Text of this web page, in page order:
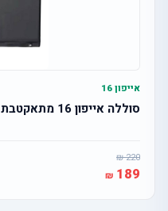
אייפון 16
סוללה אייפון 16 מתאקטבת
220
189